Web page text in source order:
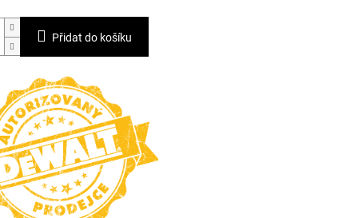
Přidat do košíku